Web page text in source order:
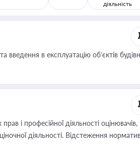
діяльність
в експлуатацію об’єктів
і професійної діяльності
діяльності. Відстеження
бухгалтера під час оподаткування,